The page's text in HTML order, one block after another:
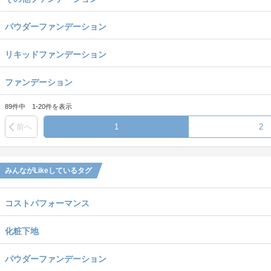
パウダーファンデーション
リキッドファンデーション
ファンデーション
89件中 1-20件を表示
1 2
前へ
みんながLikeしているタグ
コストパフォーマンス
化粧下地
パウダーファンデーション